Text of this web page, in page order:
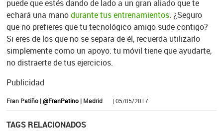
puede que estés dando de lado a un gran aliado que te
echará una manodurante tus entrenamientos. ¿Seguro
que no prefieres que tu tecnológico amigo sude contigo?
Si eres de los que no se separa de él, recuerda utilizarlo
simplemente como un apoyo: tu móvil tiene que ayudarte,
no distraerte de tus ejercicios.
Publicidad
Fran Patiño |@FranPatino| Madrid | 05/05/2017
TAGS RELACIONADOS